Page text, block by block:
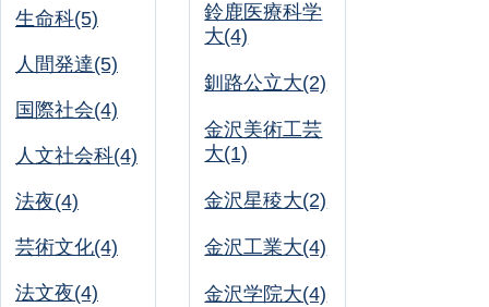
生命科(5)
人間発達(5)
国際社会(4)
人文社会科(4)
法夜(4)
芸術文化(4)
法文夜(4)
鈴鹿医療科学
大(4)
釧路公立大(2)
金沢美術工芸
大(1)
金沢星稜大(2)
金沢工業大(4)
金沢学院大(4)